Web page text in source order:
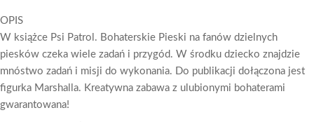
OPIS
W książce Psi Patrol. Bohaterskie Pieski na fanów dzielnych
piesków czeka wiele zadań i przygód. W środku dziecko znajdzie
mnóstwo zadań i misji do wykonania. Do publikacji dołączona jest
figurka Marshalla. Kreatywna zabawa z ulubionymi bohaterami
gwarantowana!